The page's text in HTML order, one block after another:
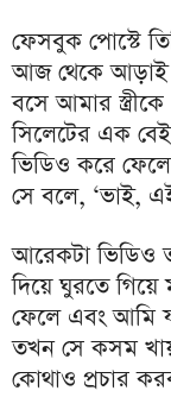
ফেসবুক পোস্টে
আজ থেকে আড়াই
বসে আমার
সিলেটের এক
ভিডিও করে
সে বলে, ‘ভাই,
আরেকটা ভিডিও
দিয়ে ঘুরতে
ফেলে এবং আমি
তখন সে কসম
কোথাও প্রচার